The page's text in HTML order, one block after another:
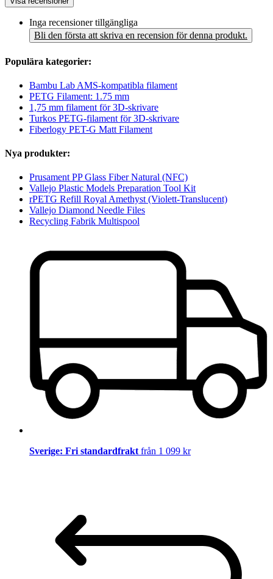
Inga recensioner tillgängliga
Bli den första att skriva en recension för denna produkt.
Populära kategorier:
Bambu Lab AMS-kompatibla filament
PETG Filament: 1.75 mm
1,75 mm filament för 3D-skrivare
Turkos PETG-filament för 3D-skrivare
Fiberlogy PET-G Matt Filament
Nya produkter:
Prusament PP Glass Fiber Natural (NFC)
Vallejo Plastic Models Preparation Tool Kit
rPETG Refill Royal Amethyst (Violett-Translucent)
Vallejo Diamond Needle Files
Recycling Fabrik Multispool
Sverige: Fri standardfrakt från 1 099 kr